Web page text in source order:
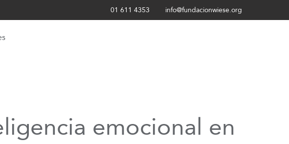
01 611 4353 info@fundacionwiese.org
emocional en